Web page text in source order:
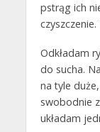
pstrąg ich
Odkładam
do sucha.
na tyle
swobodnie
układam